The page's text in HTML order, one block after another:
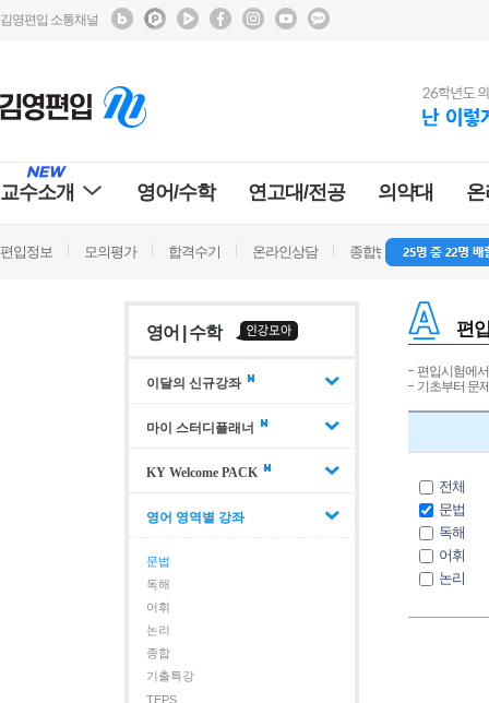
김영편입 소통채널
교수소개 영어/수학 연고대/전공 의약대
편입정보 모의평가 합격수기 온라인상담 종합반 방문상담
영어 | 수학
이달의 신규강좌
마이 스터디플래너
KY Welcome PACK
영어 영역별 강좌
문법
독해
어휘
논리
종합
기출특강
TEPS
편
편입시험에
기초부터 문
전체
문법
독해
어휘
논리